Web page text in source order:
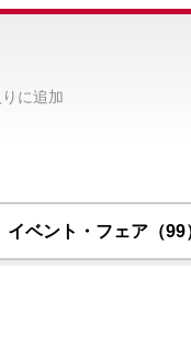
に追加
イベント・フェア（99